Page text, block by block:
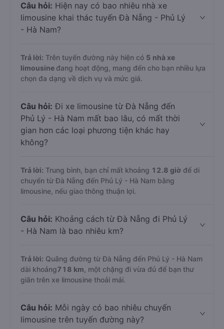
Câu hỏi: Hiện nay có bao nhiêu nhà xe
limousine khai thác tuyến Đà Nẵng - Phủ Lý
- Hà Nam?
Trả lời: Trên tuyến đường này hiện có 5 nhà xe
limousine đang hoạt động, mang đến cho bạn nhiều lựa
chọn đa dạng về dịch vụ và mức giá.
Câu hỏi: Đi xe limousine từ Đà Nẵng đến
Phủ Lý - Hà Nam mất bao lâu, có mất thời
gian hơn các loại phương tiện khác hay
không?
Trả lời: Trung bình, bạn chỉ mất khoảng 12.8 giờ để di
chuyển từ Đà Nẵng đến Phủ Lý - Hà Nam bằng
limousine, nếu giao thông thuận lợi.
Câu hỏi: Khoảng cách từ Đà Nẵng đi Phủ Lý
- Hà Nam là bao nhiêu km?
Trả lời: Quãng đường từ Đà Nẵng đến Phủ Lý - Hà Nam
dài khoảng718 km , một chặng đi vừa đủ để bạn thư
giãn trên xe limousine thoải mái.
Câu hỏi: Mỗi ngày có bao nhiêu chuyến
limousine trên tuyến đường này?